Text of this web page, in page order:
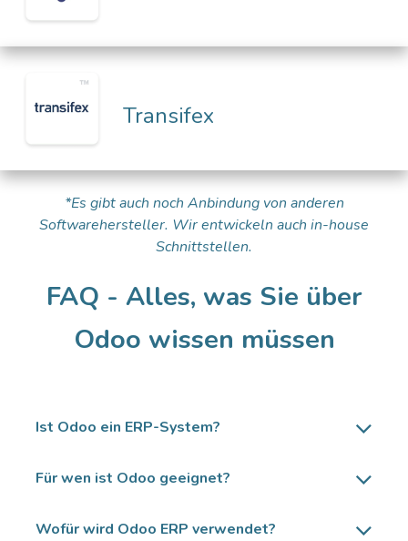
Transifex
*Es gibt auch noch Anbindung von anderen
Softwarehersteller. Wir entwickeln auch in-house
Schnittstellen.
FAQ - Alles, was Sie über
Odoo wissen müssen
Ist Odoo ein ERP-System?
Für wen ist Odoo geeignet?
Wofür wird Odoo ERP verwendet?